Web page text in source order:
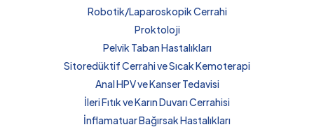
Robotik/Laparoskopik Cerrahi
Proktoloji
Pelvik Taban Hastalıkları
Sitoredüktif Cerrahi ve Sıcak Kemoterapi
Anal HPV ve Kanser Tedavisi
İleri Fıtık ve Karın Duvarı Cerrahisi
İnflamatuar Bağırsak Hastalıkları